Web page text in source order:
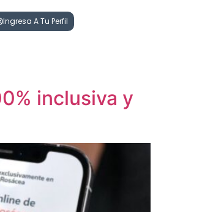
Ingresa A Tu Perfil
inclusiva y